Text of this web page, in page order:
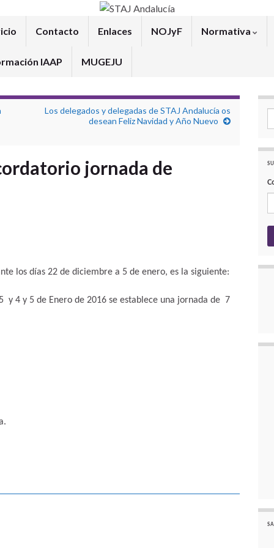
Contacto Enlaces NOJyF Normativa
IAAP MUGEJU
Los delegados y delegadas de STAJ Andalucía os
desean Feliz Navidad y Año Nuevo
jornada de
los días 22 de diciembre a 5 de enero, es la siguiente:
y 4 y 5 de Enero de 2016 se establece una jornada de 7